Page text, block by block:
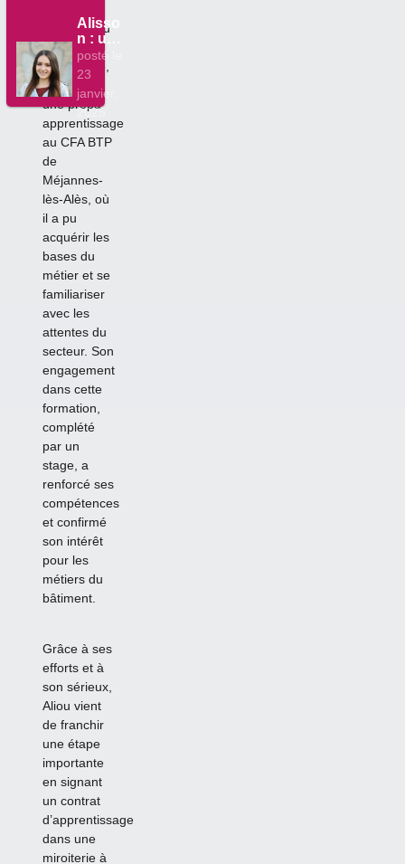
préparer au
monde de
l’entreprise,
il a intégré
une prépa
apprentissage
au CFA BTP
de
Méjannes-
lès-Alès, où
il a pu
acquérir les
bases du
métier et se
familiariser
avec les
attentes du
secteur. Son
engagement
dans cette
formation,
complété
par un
stage, a
renforcé ses
compétences
et confirmé
son intérêt
pour les
métiers du
bâtiment.
Grâce à ses
efforts et à
son sérieux,
Aliou vient
de franchir
une étape
importante
en signant
un contrat
d’apprentissage
dans une
miroiterie à
l’industrie
Alisso
n : un
parco
urs
par la
passi
on
pour
à la
perso
nne
posté le
23
janvier,
2025